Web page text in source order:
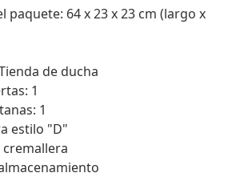
paquete: 64 x 23 x 23 cm (largo x
de ducha
1
1
estilo "D"
cremallera